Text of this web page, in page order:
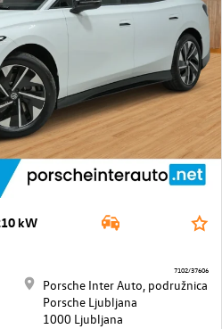
kW
Porsche Inter Auto, podružnica
Porsche Ljubljana
1000 Ljubljana
7102/37606